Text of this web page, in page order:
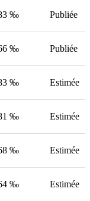
‰ Publiée
‰ Publiée
‰ Estimée
‰ Estimée
‰ Estimée
‰ Estimée